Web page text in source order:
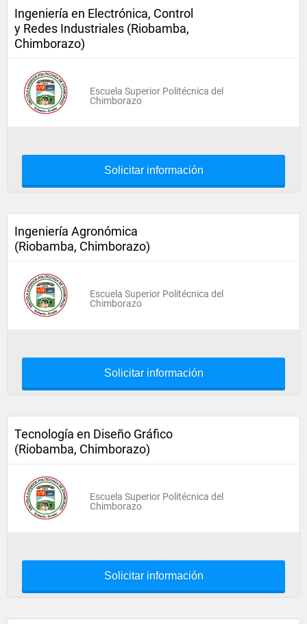
Ingeniería en Electrónica, Control
y Redes Industriales (Riobamba,
Chimborazo)
Escuela Superior Politécnica del
Chimborazo
Solicitar información
Ingeniería Agronómica
(Riobamba, Chimborazo)
Escuela Superior Politécnica del
Chimborazo
Solicitar información
Tecnología en Diseño Gráfico
(Riobamba, Chimborazo)
Escuela Superior Politécnica del
Chimborazo
Solicitar información